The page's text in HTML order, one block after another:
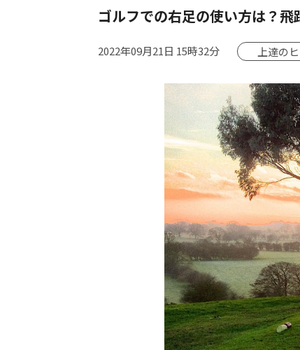
ゴルフでの右足の使い方は？
2022年09月21日 15時32分 上達の